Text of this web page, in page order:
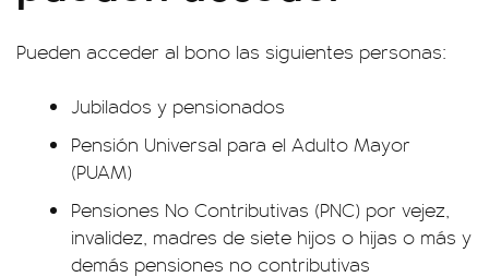
Pueden acceder al bono las siguientes personas:
Jubilados y pensionados
Pensión Universal para el Adulto Mayor
(PUAM)
Pensiones No Contributivas (PNC) por vejez,
invalidez, madres de siete hijos o hijas o más y
demás pensiones no contributivas